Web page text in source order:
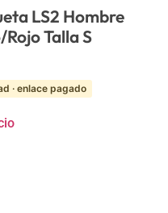
LS2 Hombre
Talla S
· enlace pagado